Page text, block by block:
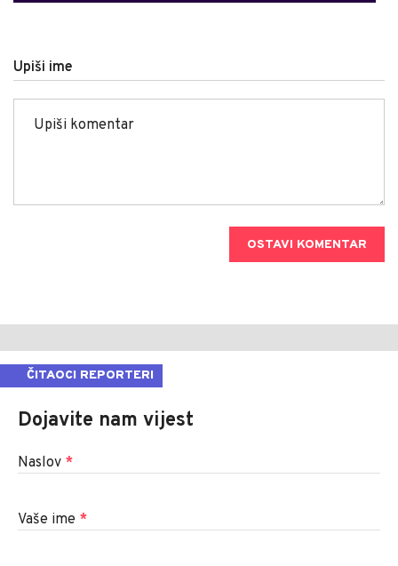
Upiši ime
OSTAVI KOMENTAR
ČITAOCI REPORTERI
Dojavite nam vijest
Naslov *
Vaše ime *